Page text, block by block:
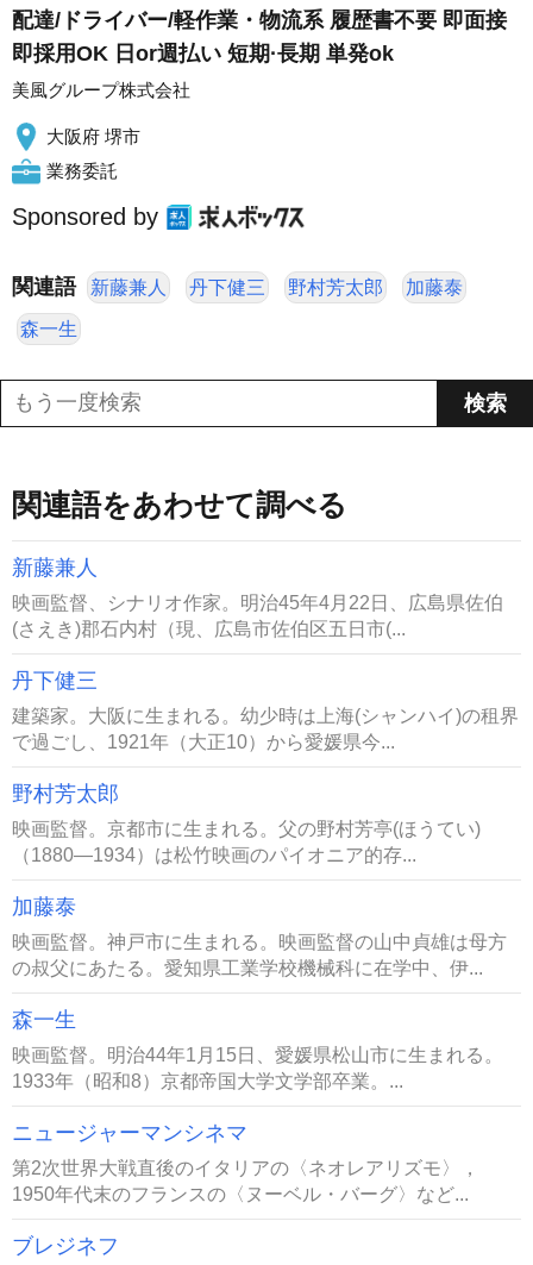
配達/ドライバー/軽作業・物流系 履歴書不要 即面接
即採用OK 日or週払い 短期·長期 単発ok
美風グループ株式会社
大阪府 堺市
業務委託
Sponsored by
関連語 新藤兼人 丹下健三 野村芳太郎 加藤泰
森一生
関連語をあわせて調べる
新藤兼人
映画監督、シナリオ作家。明治45年4月22日、広島県佐伯
(さえき)郡石内村（現、広島市佐伯区五日市(...
丹下健三
建築家。大阪に生まれる。幼少時は上海(シャンハイ)の租界
で過ごし、1921年（大正10）から愛媛県今...
野村芳太郎
映画監督。京都市に生まれる。父の野村芳亭(ほうてい)
（1880―1934）は松竹映画のパイオニア的存...
加藤泰
映画監督。神戸市に生まれる。映画監督の山中貞雄は母方
の叔父にあたる。愛知県工業学校機械科に在学中、伊...
森一生
映画監督。明治44年1月15日、愛媛県松山市に生まれる。
1933年（昭和8）京都帝国大学文学部卒業。...
ニュージャーマンシネマ
第2次世界大戦直後のイタリアの〈ネオレアリズモ〉，
1950年代末のフランスの〈ヌーベル・バーグ〉など...
ブレジネフ